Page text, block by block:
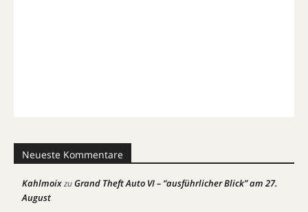
Neueste Kommentare
KahlmoixzuGrand Theft Auto VI – “ausführlicher Blick” am 27.
August